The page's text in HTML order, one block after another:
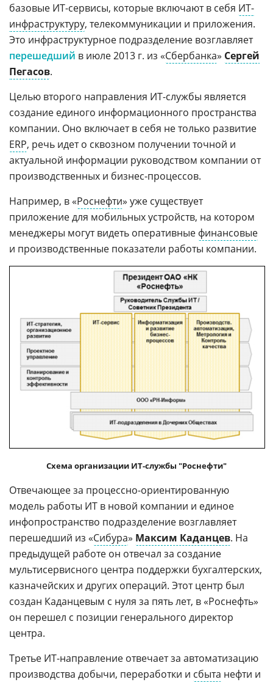
базовые ИТ-сервисы, которые включают в себя ИТ-
инфраструктуру, телекоммуникации и приложения.
Это инфраструктурное подразделение возглавляет
перешедший в июле 2013 г. из «Сбербанка» Сергей
Пегасов.
Целью второго направления ИТ-службы является
создание единого информационного пространства
компании. Оно включает в себя не только развитие
ERP, речь идет о сквозном получении точной и
актуальной информации руководством компании от
производственных и бизнес-процессов.
Например, в «Роснефти» уже существует
приложение для мобильных устройств, на котором
менеджеры могут видеть оперативные финансовые
и производственные показатели работы компании.
Схема организации ИТ-службы "Роснефти"
Отвечающее за процессно-ориентированную
модель работы ИТ в новой компании и единое
инфопространство подразделение возглавляет
перешедший из «Сибура» Максим Каданцев. На
предыдущей работе он отвечал за создание
мультисервисного центра поддержки бухгалтерских,
казначейских и других операций. Этот центр был
создан Каданцевым с нуля за пять лет, в «Роснефть»
он перешел с позиции генерального директор
центра.
Третье ИТ-направление отвечает за автоматизацию
производства добычи, переработки и сбыта нефти и